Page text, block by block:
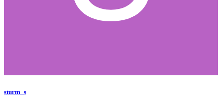
sturm_s